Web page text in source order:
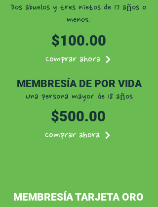
MEMBRESÍA DE POR VIDA
Una persona mayor de 18 años
Comprar ahora
$500.00
MEMBRESÍA TARJETA ORO
Dos abuelos y tres nietos de 17 años o
menos.
Comprar ahora
$100.00